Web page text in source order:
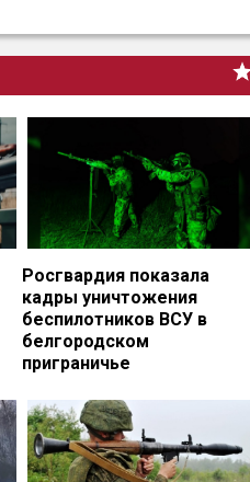
Росгвардия показала
кадры уничтожения
беспилотников ВСУ в
белгородском
приграничье